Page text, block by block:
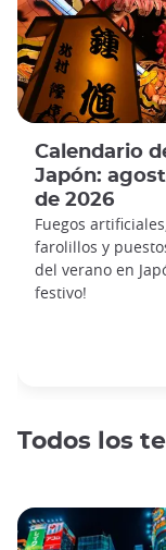
Calendario
Japón:
de 2026
Fuegos
farolillos y
del verano en
festivo!
Todos los